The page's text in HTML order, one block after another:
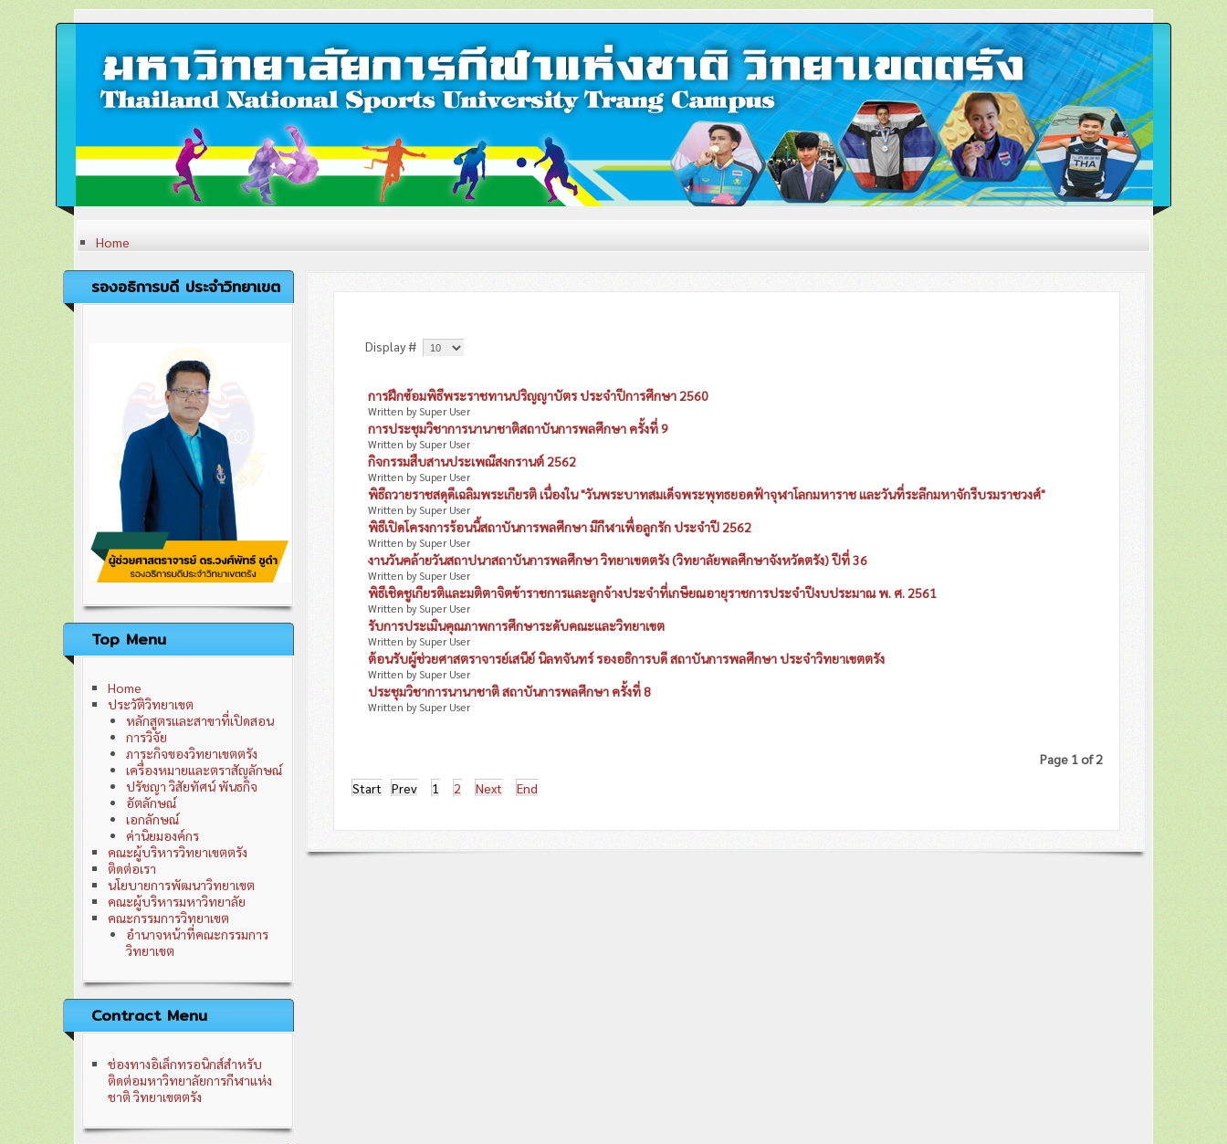
Home
หลักสูตรและสาขาที่เปิดสอน
การวิจัย
ภาระกิจของวิทยาเขตตรัง
เอกลักษณ์
ค่านิยมองค์กร
คณะผู้บริหารวิทยาเขตตรัง
นโยบายการพัฒนาวิทยาเขต
คณะผู้บริหารมหาวิทยาลัย
คณะกรรมการวิทยาเขต
อำนาจหน้าที่คณะกรรมการวิทยาเขต
รองอธิการบดี ประจำวิทยาเขต
Top Menu
Home
ประวัติวิทยาเขต
หลักสูตรและสาขาที่เปิดสอน
การวิจัย
ภาระกิจของวิทยาเขตตรัง
เครื่องหมายและตราสัญลักษณ์
ปรัชญา วิสัยทัศน์ พันธกิจ
อัตลักษณ์
เอกลักษณ์
ค่านิยมองค์กร
คณะผู้บริหารวิทยาเขตตรัง
ติดต่อเรา
นโยบายการพัฒนาวิทยาเขต
คณะผู้บริหารมหาวิทยาลัย
คณะกรรมการวิทยาเขต
อำนาจหน้าที่คณะกรรมการ
วิทยาเขต
Contract Menu
ช่องทางอิเล็กทรอนิกส์สำหรับ
ติดต่อมหาวิทยาลัยการกีฬาแห่ง
ชาติ วิทยาเขตตรัง
Display #
การฝึกซ้อมพิธีพระราชทานปริญญาบัตร ประจำปีการศึกษา 2560
Written by Super User
การประชุมวิชาการนานาชาติสถาบันการพลศึกษา ครั้งที่ 9
Written by Super User
กิจกรรมสืบสานประเพณีสงกรานต์ 2562
Written by Super User
พิธีถวายราชสดุดีเฉลิมพระเกียรติ เนื่องใน "วันพระบาทสมเด็จพระพุทธยอดฟ้าจุฬาโลกมหาราช และวันที่ระลึกมหาจักรีบรมราชวงศ์"
Written by Super User
พิธีเปิดโครงการร้อนนี้สถาบันการพลศึกษา มีกีฬาเพื่อลูกรัก ประจำปี 2562
Written by Super User
งานวันคล้ายวันสถาปนาสถาบันการพลศึกษา วิทยาเขตตรัง (วิทยาลัยพลศึกษาจังหวัดตรัง) ปีที่ 36
Written by Super User
พิธีเชิดชูเกียรติและมติตาจิตข้าราชการและลูกจ้างประจำที่เกษียณอายุราชการประจำปีงบประมาณ พ. ศ. 2561
Written by Super User
รับการประเมินคุณภาพการศึกษาระดับคณะและวิทยาเขต
Written by Super User
ต้อนรับผู้ช่วยศาสตราจารย์เสนีย์ นิลทจันทร์ รองอธิการบดี สถาบันการพลศึกษา ประจำวิทยาเขตตรัง
Written by Super User
ประชุมวิชาการนานาชาติ สถาบันการพลศึกษา ครั้งที่ 8
Written by Super User
Page 1 of 2
Start
Prev 1 2 Next End